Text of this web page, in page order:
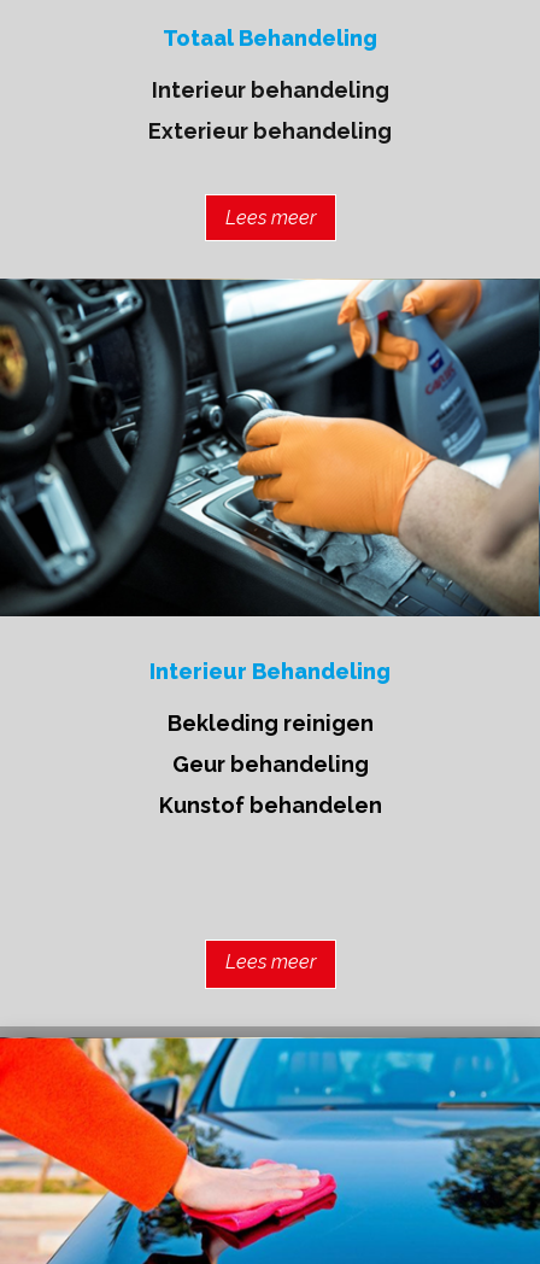
Totaal Behandeling
Interieur behandeling
Exterieur behandeling
Lees meer
Interieur Behandeling
Bekleding reinigen
Geur behandeling
Kunstof behandelen
Lees meer